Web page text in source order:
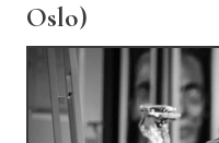
Oslo)